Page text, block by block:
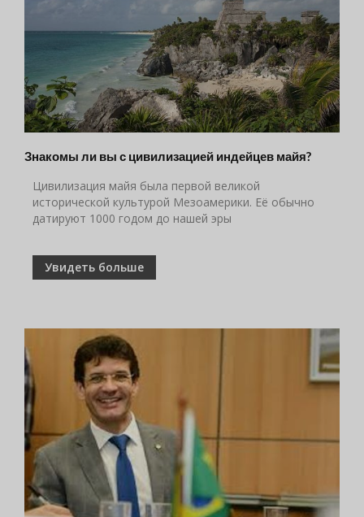
Знакомы ли вы с цивилизацией индейцев майя?
Цивилизация майя была первой великой
исторической культурой Мезоамерики. Её обычно
датируют 1000 годом до нашей эры
Увидеть больше